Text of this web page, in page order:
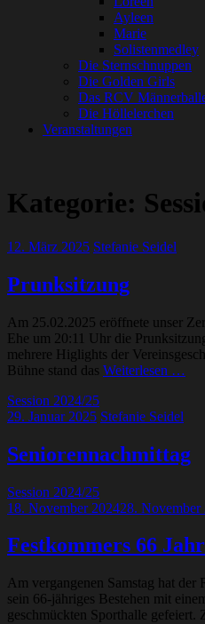
Ayleen
Marie
Solistenmedley
Die Sternschnuppen
Die Golden Girls
Das RCV
Die Höllelerchen
Veranstaltungen
Kategorie:
12. März 2025 Stefanie Seidel
Prunksitzung
Am 25.02.2025 eröffnete unser
Ehe um 20:11 Uhr die
mehrere Higlights der
Bühne stand das Weiterlesen …
Session 2024/25
29. Januar 2025 Stefanie Seidel
Seniorennachmittag
Session 2024/25
18. November 202428. November
Festkommers 66
Am vergangenen Samstag hat
sein 66-jähriges Bestehen mit
geschmückten Sporthalle gefeiert.